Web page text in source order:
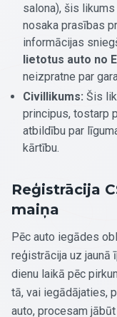
salona), šis
nosaka prasības
informācijas
lietotus auto no
neizpratne par
Civillikums: Šis
principus, tostarp
atbildību par
kārtību.
Reģistrācija
maiņa
Pēc auto iegādes
reģistrācija uz jaunā
dienu laikā pēc
tā, vai iegādājaties,
auto, procesam